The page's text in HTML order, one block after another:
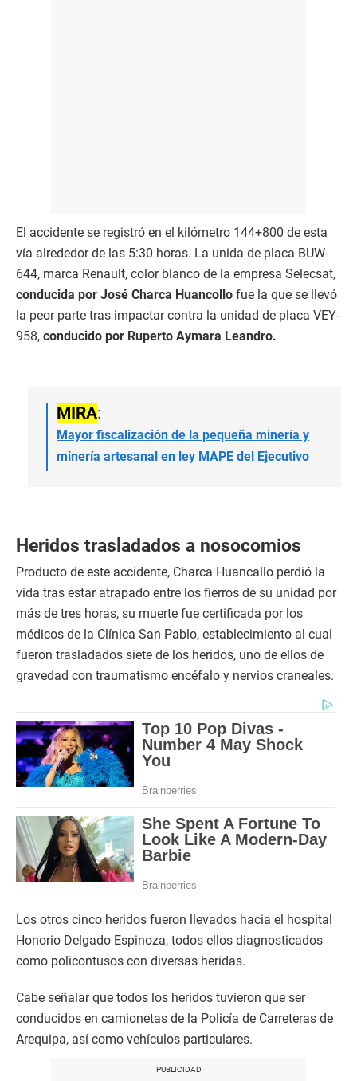
El accidente se registró en el kilómetro 144+800 de esta
vía alrededor de las 5:30 horas. La unida de placa BUW-
644, marca Renault, color blanco de la empresa Selecsat,
conducida por José Charca Huancollo fue la que se llevó
la peor parte tras impactar contra la unidad de placa VEY-
958, conducido por Ruperto Aymara Leandro.
MIRA:
Mayor fiscalización de la pequeña minería y
minería artesanal en ley MAPE del Ejecutivo
Heridos trasladados a nosocomios
Producto de este accidente, Charca Huancallo perdió la
vida tras estar atrapado entre los fierros de su unidad por
más de tres horas, su muerte fue certificada por los
médicos de la Clínica San Pablo, establecimiento al cual
fueron trasladados siete de los heridos, uno de ellos de
gravedad con traumatismo encéfalo y nervios craneales.
Los otros cinco heridos fueron llevados hacia el hospital
Honorio Delgado Espinoza, todos ellos diagnosticados
como policontusos con diversas heridas.
Cabe señalar que todos los heridos tuvieron que ser
conducidos en camionetas de la Policía de Carreteras de
Arequipa, así como vehículos particulares.